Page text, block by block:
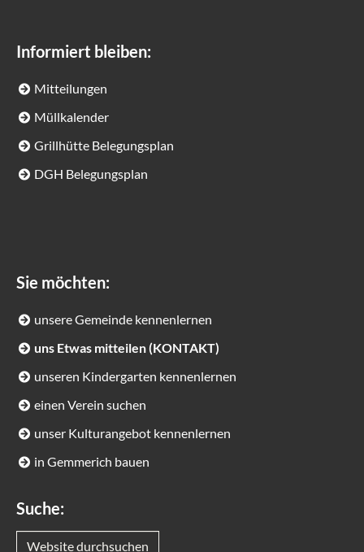
Informiert bleiben:
Mitteilungen
Müllkalender
Grillhütte Belegungsplan
DGH Belegungsplan
Sie möchten:
unsere Gemeinde kennenlernen
uns Etwas mitteilen (KONTAKT)
unseren Kindergarten kennenlernen
einen Verein suchen
unser Kulturangebot kennenlernen
in Gemmerich bauen
Suche:
Website durchsuchen